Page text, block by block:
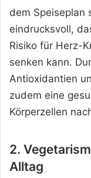
dem Speiseplan
eindrucksvoll,
Risiko für Herz-
senken kann.
Antioxidantien
zudem eine
Körperzellen
2.
Alltag